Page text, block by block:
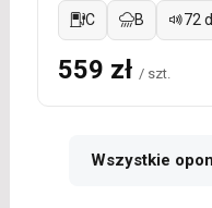
C B 72
559 zł / szt.
Wszystkie